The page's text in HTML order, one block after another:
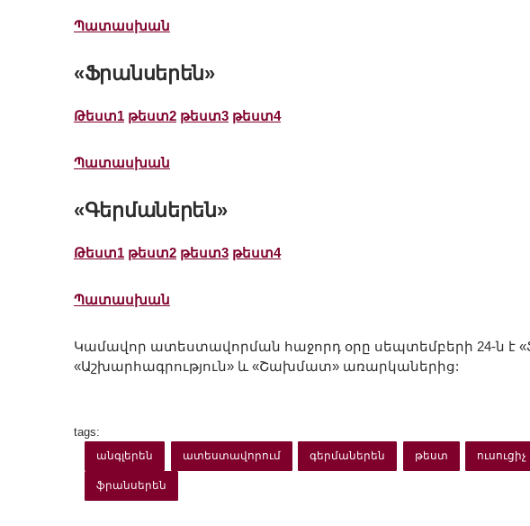
Պատասխան
«Ֆրանսերեն»
Թեստ1 թեստ2 թեստ3 թեստ4
Պատասխան
«Գերմաներեն»
Թեստ1 թեստ2 թեստ3 թեստ4
Պատասխան
Կամավոր ատեստավորման հաջորդ օրը սեպտեմբերի 24-ն է
«Աշխարհագրություն» և «Շախմատ» առարկաներից:
tags:
անգլերեն ատեստավորում գերմաներեն թեստ ուսուցիչ
ֆրանսերեն